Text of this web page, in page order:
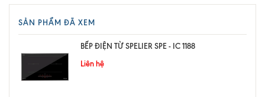
SẢN PHẨM ĐÃ XEM
BẾP ĐIỆN TỪ SPELIER SPE - IC 1188
Liên hệ